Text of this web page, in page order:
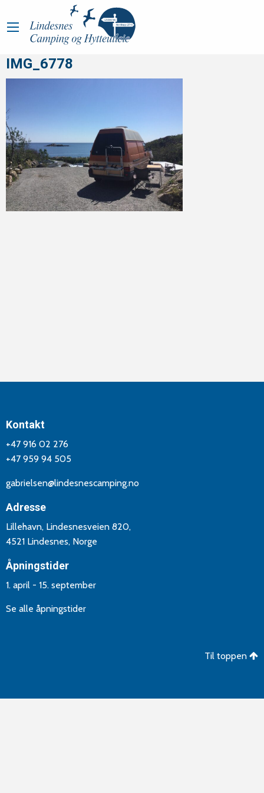
IMG_6778
Kontakt
+47 916 02 276
+47 959 94 505
gabrielsen@lindesnescamping.no
Adresse
Lillehavn, Lindesnesveien 820,
4521 Lindesnes, Norge
Åpningstider
1. april - 15. september
Se alle åpningstider
Til toppen